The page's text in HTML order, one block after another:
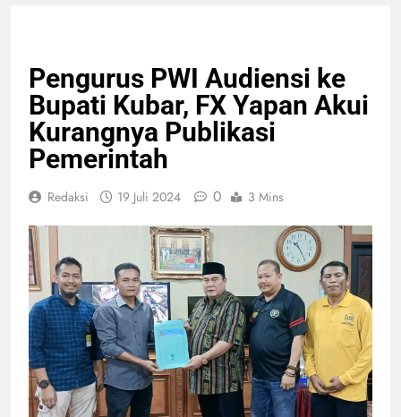
Pengurus PWI Audiensi ke
Bupati Kubar, FX Yapan Akui
Kurangnya Publikasi
Pemerintah
Redaksi 19 Juli 2024 0 3 Mins